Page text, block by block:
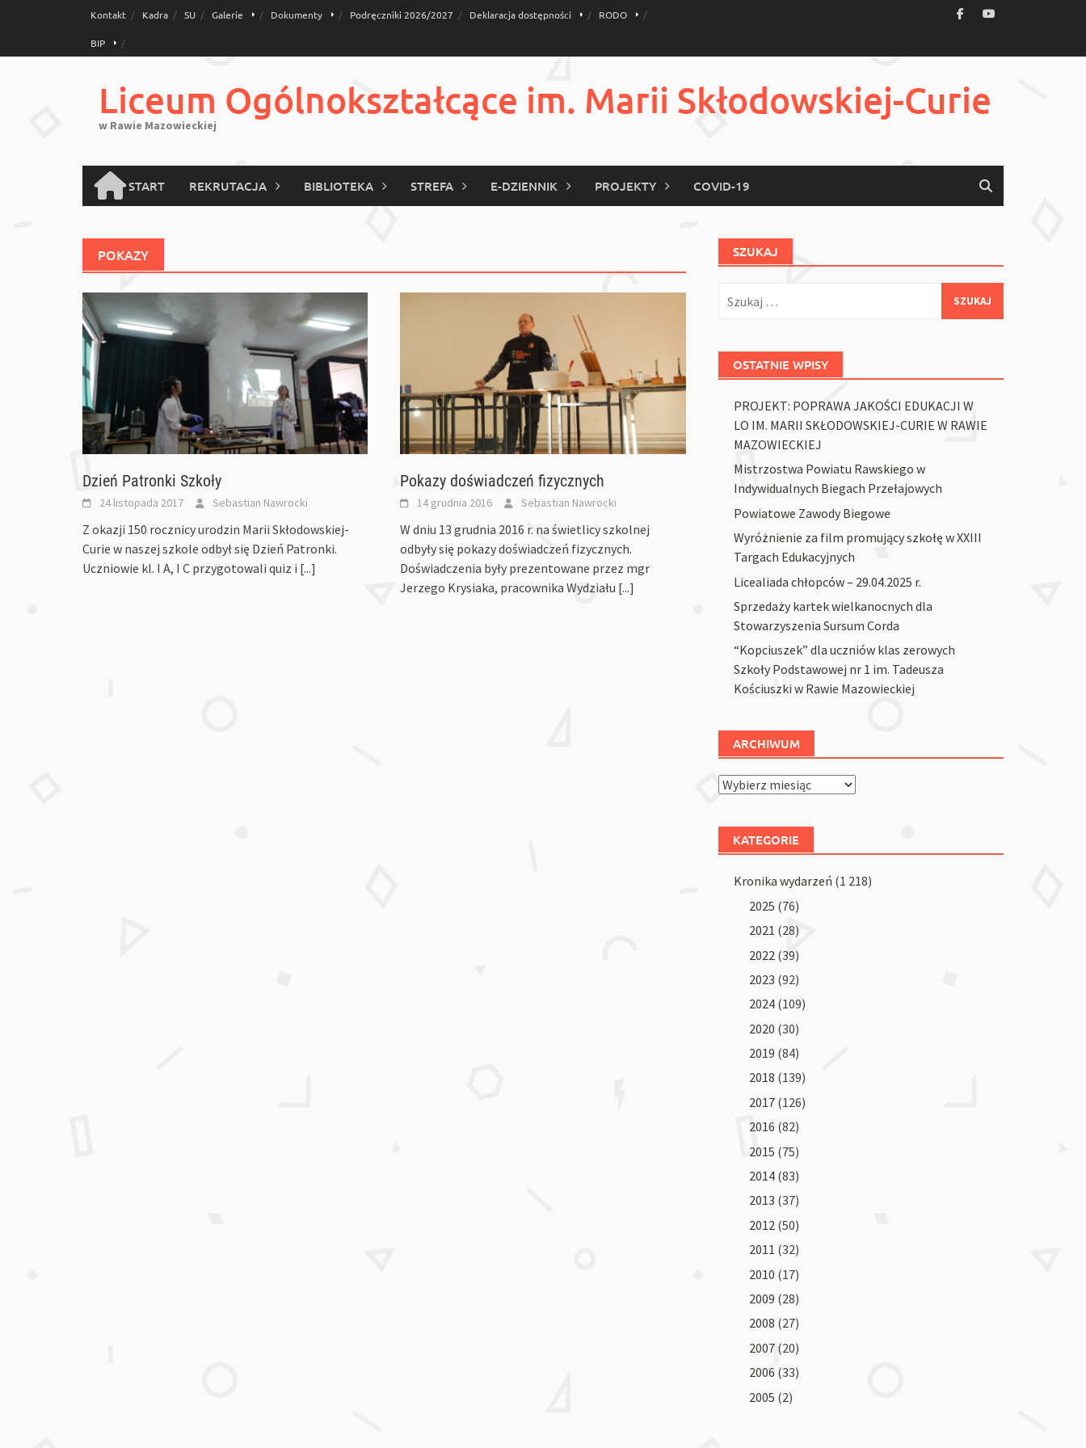
Kontakt Kadra SU Galerie Dokumenty Podręczniki 2026/2027 Deklaracja dostępności RODO
BIP
Liceum Ogólnokształcące im. Marii Skłodowskiej-Curie
w Rawie Mazowieckiej
START REKRUTACJA BIBLIOTEKA STREFA E-DZIENNIK PROJEKTY COVID-19
POKAZY
Dzień Patronki Szkoły
24 listopada 2017 Sebastian Nawrocki
Z okazji 150 rocznicy urodzin Marii Skłodowskiej-
Curie w naszej szkole odbył się Dzień Patronki.
Uczniowie kl. I A, I C przygotowali quiz i [...]
Pokazy doświadczeń fizycznych
14 grudnia 2016 Sebastian Nawrocki
W dniu 13 grudnia 2016 r. na świetlicy szkolnej
odbyły się pokazy doświadczeń fizycznych.
Doświadczenia były prezentowane przez mgr
Jerzego Krysiaka, pracownika Wydziału [...]
SZUKAJ
OSTATNIE WPISY
PROJEKT: POPRAWA JAKOŚCI EDUKACJI W
LO IM. MARII SKŁODOWSKIEJ-CURIE W RAWIE
MAZOWIECKIEJ
Mistrzostwa Powiatu Rawskiego w
Indywidualnych Biegach Przełajowych
Powiatowe Zawody Biegowe
Wyróżnienie za film promujący szkołę w XXIII
Targach Edukacyjnych
Licealiada chłopców – 29.04.2025 r.
Sprzedaży kartek wielkanocnych dla
Stowarzyszenia Sursum Corda
“Kopciuszek” dla uczniów klas zerowych
Szkoły Podstawowej nr 1 im. Tadeusza
Kościuszki w Rawie Mazowieckiej
ARCHIWUM
Archiwum
KATEGORIE
Kronika wydarzeń (1 218)
2025 (76)
2021 (28)
2022 (39)
2023 (92)
2024 (109)
2020 (30)
2019 (84)
2018 (139)
2017 (126)
2016 (82)
2015 (75)
2014 (83)
2013 (37)
2012 (50)
2011 (32)
2010 (17)
2009 (28)
2008 (27)
2007 (20)
2006 (33)
2005 (2)